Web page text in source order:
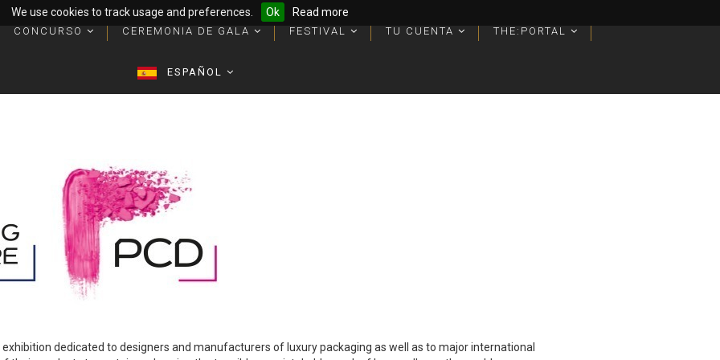
We use cookies to track usage and preferences. Ok Read more
CONCURSO CEREMONIA DE GALA FESTIVAL TU CUENTA THE:PORTAL
ESPAÑOL
CONCURSO CEREMONIA DE GALA FESTIVAL TU CUENTA THE:PORTAL
ESPAÑOL
dedicated to designers and manufacturers of luxury packaging as well as to major international